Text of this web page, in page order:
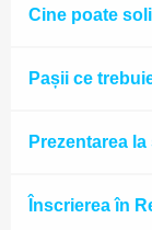
Cine poate
Pașii ce
Prezentarea
Înscrierea în